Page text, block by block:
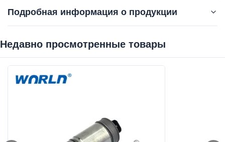
Подробная информация о продукции
Car Model: для BMW Mercedes Benz
Type: Клапан управления компрессором
напорный клапан компрессора ак
Недавно просмотренные товары‌